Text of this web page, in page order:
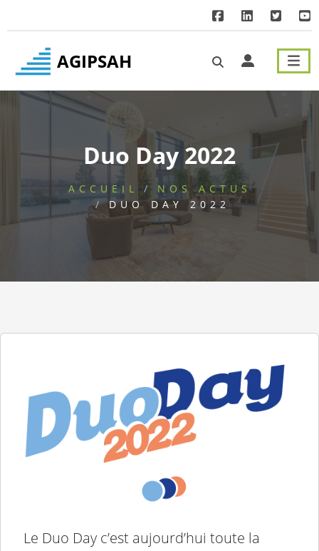
AGIPSAH
Duo Day 2022
ACCUEIL
NOS ACTUS
DUO DAY 2022
Le Duo Day c’est aujourd’hui toute la